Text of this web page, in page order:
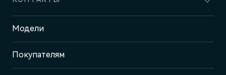
Адрес
Казань, пр-т Победы, 93к1
Отдел продаж
+7 (843) 210-39-45
Модели
Покупателям